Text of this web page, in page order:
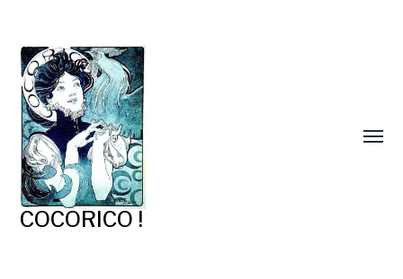
COCORICO !